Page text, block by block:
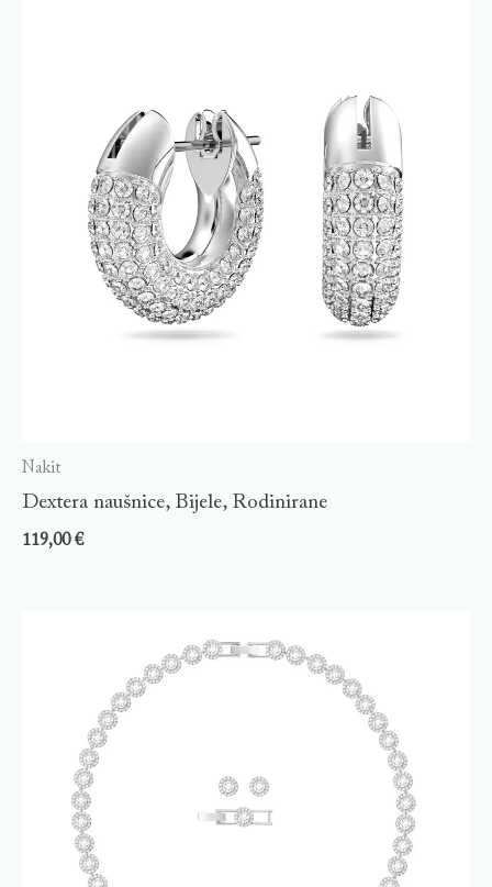
Nakit
Dextera naušnice, Bijele, Rodinirane
119,00€